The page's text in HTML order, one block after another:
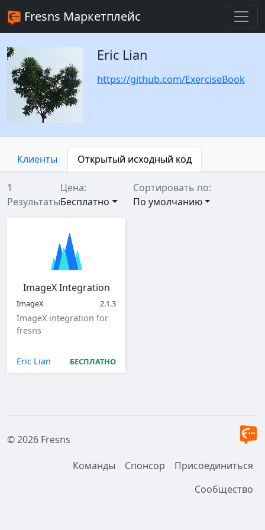
Fresns Маркетплейс
Eric Lian
https://github.com/ExerciseBook
Клиенты Открытый исходный код
1
Результаты
Цена:
Бесплатно
Сортировать по:
По умолчанию
ImageX Integration
ImageX 2.1.3
ImageX integration for
fresns
Eric Lian БЕСПЛАТНО
© 2026 Fresns
Команды
Спонсор
Присоединиться
Сообщество